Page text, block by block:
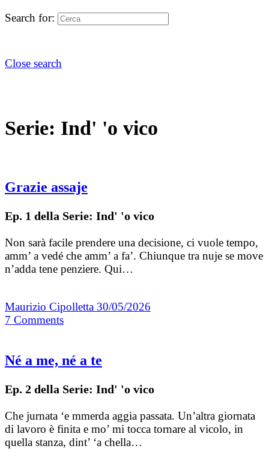
Search for:
Close search
Serie: Ind' 'o vico
Grazie assaje
Ep. 1 della Serie: Ind' 'o vico
Non sarà facile prendere una decisione, ci vuole tempo,
amm’ a vedé che amm’ a fa’. Chiunque tra nuje se move
n’adda tene penziere. Qui…
Maurizio Cipolletta 30/05/2026
7 Comments
Né a me, né a te
Ep. 2 della Serie: Ind' 'o vico
Che jurnata ‘e mmerda aggia passata. Un’altra giornata
di lavoro è finita e mo’ mi tocca tornare al vicolo, in
quella stanza, dint’ ‘a chella…